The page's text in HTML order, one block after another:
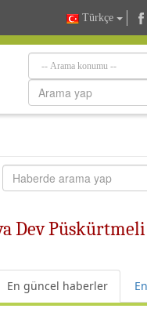
Türkçe
Dev
En güncel haberler